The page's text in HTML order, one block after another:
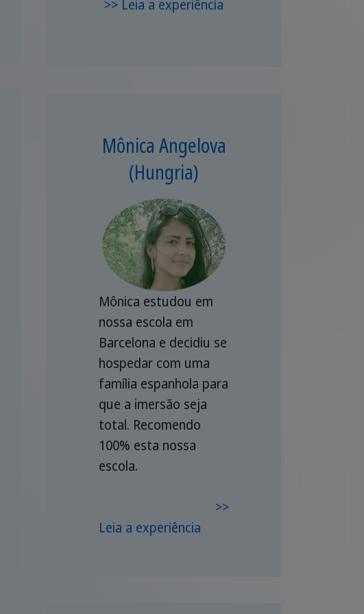
>> Leia a experiência
Mônica Angelova
(Hungria)
Mônica estudou em
nossa escola em
Barcelona e decidiu se
hospedar com uma
família espanhola para
que a imersão seja
total. Recomendo
100% esta nossa
escola.
>>
Leia a experiência